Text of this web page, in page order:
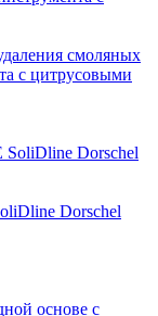
смоляных
с цитрусовыми
Dorschel